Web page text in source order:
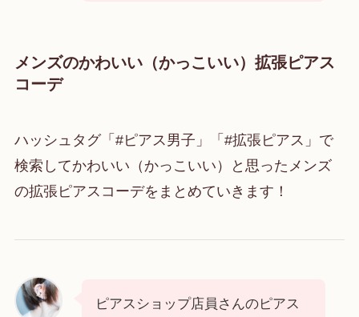
メンズのかわいい（かっこいい）拡張ピアス
コーデ
ハッシュタグ「#ピアス男子」「#拡張ピアス」で
検索してかわいい（かっこいい）と思ったメンズ
の拡張ピアスコーデをまとめていきます！
ピアスショップ店員さんのピアス